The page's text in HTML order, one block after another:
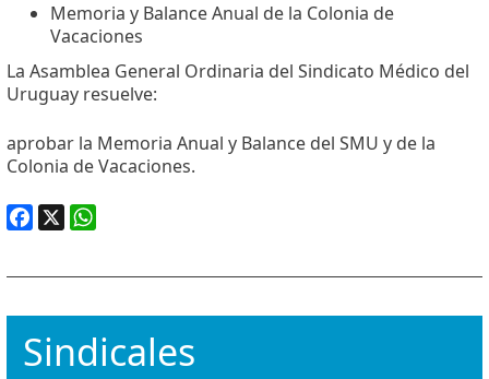
Memoria y Balance Anual de la Colonia de
Vacaciones
La Asamblea General Ordinaria del Sindicato Médico del
Uruguay resuelve:
aprobar la Memoria Anual y Balance del SMU y de la
Colonia de Vacaciones.
Sindicales